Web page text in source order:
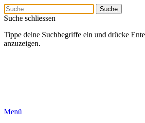
Suche schliessen
Tippe deine Suchbegriffe ein und drücke
anzuzeigen.
Menü